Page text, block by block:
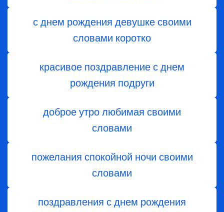
с днем рождения девушке своими
словами коротко
красивое поздравление с днем
рождения подруги
доброе утро любимая своими
словами
пожелания спокойной ночи своими
словами
поздравления с днем ​​рождения